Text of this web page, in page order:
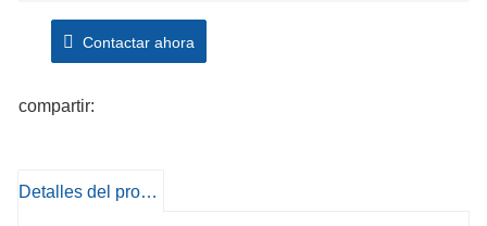
powered cutting-edge if it is soiled or wet.
Contactar ahora
compartir:
Detalles del producto